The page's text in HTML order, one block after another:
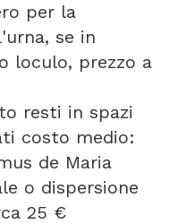
per la
se in
loculo, prezzo a
resti in spazi
costo medio:
de Maria
o dispersione
25 €